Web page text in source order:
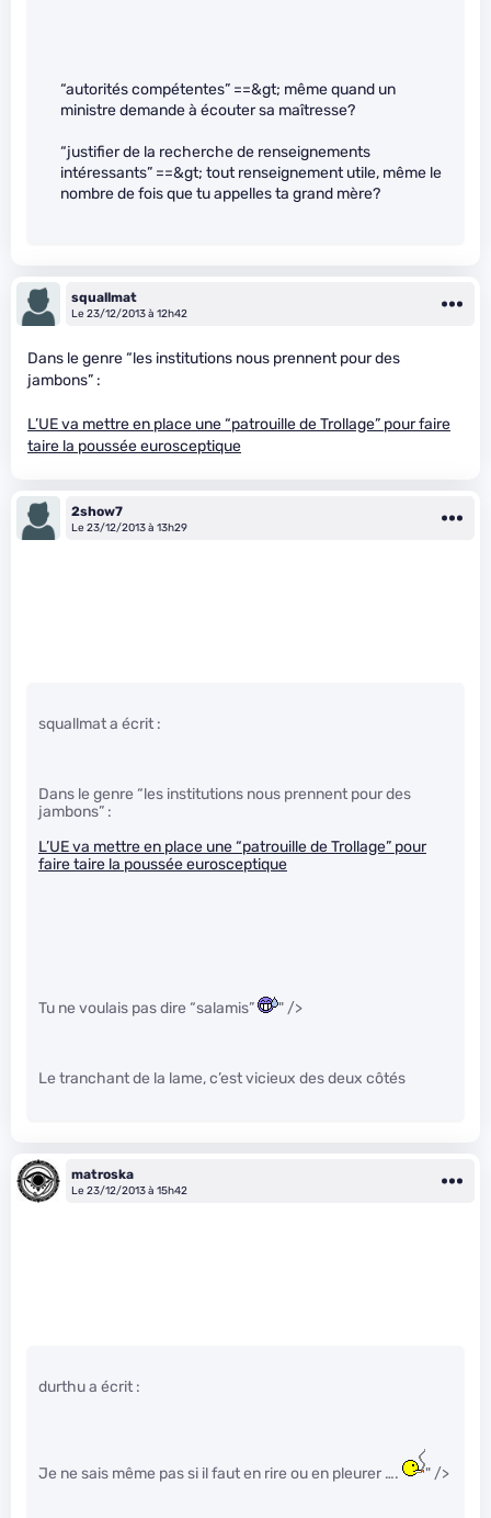
“autorités compétentes” ==&gt; même quand un
ministre demande à écouter sa maîtresse?
“justifier de la recherche de renseignements
intéressants” ==&gt; tout renseignement utile, même le
nombre de fois que tu appelles ta grand mère?
squallmat
Le 23/12/2013 à 12h42
Dans le genre “les institutions nous prennent pour des
jambons” :
L’UE va mettre en place une “patrouille de Trollage” pour faire
taire la poussée eurosceptique
2show7
Le 23/12/2013 à 13h29
squallmat a écrit :
Dans le genre “les institutions nous prennent pour des
jambons” :
L’UE va mettre en place une “patrouille de Trollage” pour
faire taire la poussée eurosceptique
Tu ne voulais pas dire “salamis” " />
Le tranchant de la lame, c’est vicieux des deux côtés
matroska
Le 23/12/2013 à 15h42
durthu a écrit :
Je ne sais même pas si il faut en rire ou en pleurer …. " />